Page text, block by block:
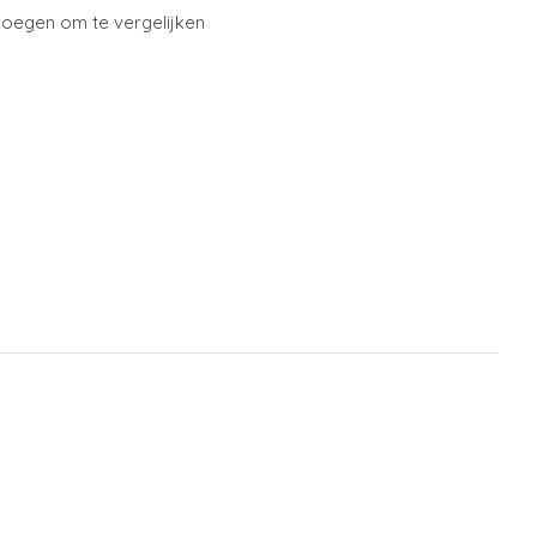
om te vergelijken